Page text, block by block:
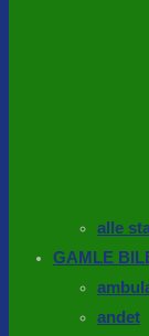
alle
GAMLE
andet